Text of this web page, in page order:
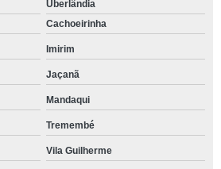
Uberlândia
Cachoeirinha
Imirim
Jaçanã
Mandaqui
Tremembé
Vila Guilherme